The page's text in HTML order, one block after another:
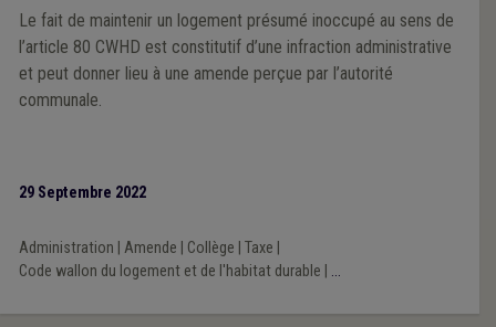
Le fait de maintenir un logement présumé inoccupé au sens de
l’article 80 CWHD est constitutif d’une infraction administrative
et peut donner lieu à une amende perçue par l’autorité
communale.
29 Septembre 2022
Administration Amende Collège Taxe
Code wallon du logement et de l'habitat durable
...